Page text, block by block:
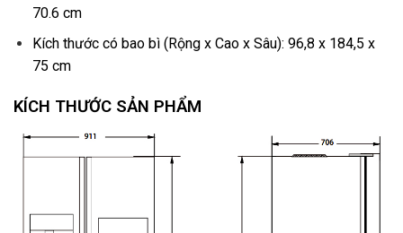
70.6 cm
Kích thước có bao bì (Rộng x Cao x Sâu): 96,8 x 184,5 x
75 cm
KÍCH THƯỚC SẢN PHẨM